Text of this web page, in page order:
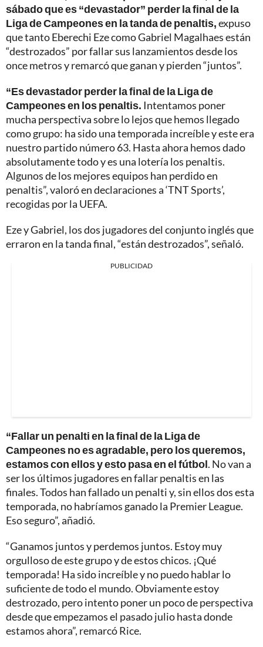
sábado que es “devastador” perder la final de la
Liga de Campeones en la tanda de penaltis,expuso
que tanto Eberechi Eze como Gabriel Magalhaes están
“destrozados” por fallar sus lanzamientos desde los
once metros y remarcó que ganan y pierden “juntos”.
“Es devastador perder la final de la Liga de
Campeones en los penaltis. Intentamos poner
mucha perspectiva sobre lo lejos que hemos llegado
como grupo: ha sido una temporada increíble y este era
nuestro partido número 63. Hasta ahora hemos dado
absolutamente todo y es una lotería los penaltis.
Algunos de los mejores equipos han perdido en
penaltis”, valoró en declaraciones a ‘TNT Sports’,
recogidas por la UEFA.
Eze y Gabriel, los dos jugadores del conjunto inglés que
erraron en la tanda final, “están destrozados”, señaló.
PUBLICIDAD
“Fallar un penalti en la final de la Liga de
Campeones no es agradable, pero los queremos,
estamos con ellos y esto pasa en el fútbol. No van a
ser los últimos jugadores en fallar penaltis en las
finales. Todos han fallado un penalti y, sin ellos dos esta
temporada, no habríamos ganado la Premier League.
Eso seguro”, añadió.
“Ganamos juntos y perdemos juntos. Estoy muy
orgulloso de este grupo y de estos chicos. ¡Qué
temporada! Ha sido increíble y no puedo hablar lo
suficiente de todo el mundo. Obviamente estoy
destrozado, pero intento poner un poco de perspectiva
desde que empezamos el pasado julio hasta donde
estamos ahora”, remarcó Rice.